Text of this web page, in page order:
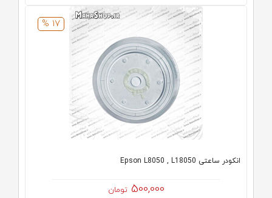
17 %
انکودر ساعتی Epson L8050 , L18050
500,000 تومان